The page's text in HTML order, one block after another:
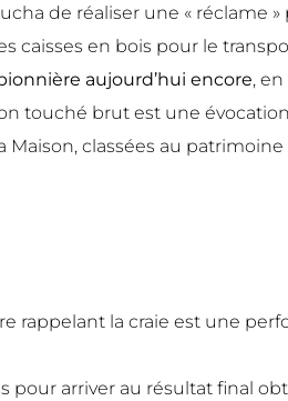
de réaliser une « réclame
caisses en bois pour le
aujourd’hui encore,
touché brut est une
Maison, classées au
rappelant la craie est une
pour arriver au résultat final